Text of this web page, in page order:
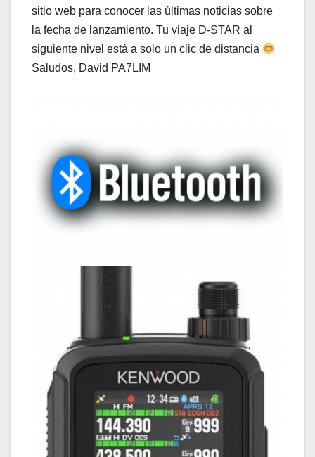
sitio web para conocer las últimas noticias sobre
la fecha de lanzamiento. Tu viaje D-STAR al
siguiente nivel está a solo un clic de distancia
Saludos, David PA7LIM